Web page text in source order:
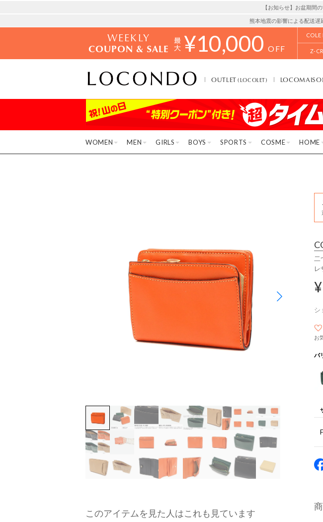
【お知らせ】お盆期間
熊本地震の影響による配送遅
WEEKLY
COUPON & SALE ¥10,000 OFF
COLE
Z-
OUTLET(LOCOLET)
WOMEN MEN GIRLS BOYS SPORTS COSME HOME
このアイテムを見た人はこれも見ています
二
レ
シ
お
バ